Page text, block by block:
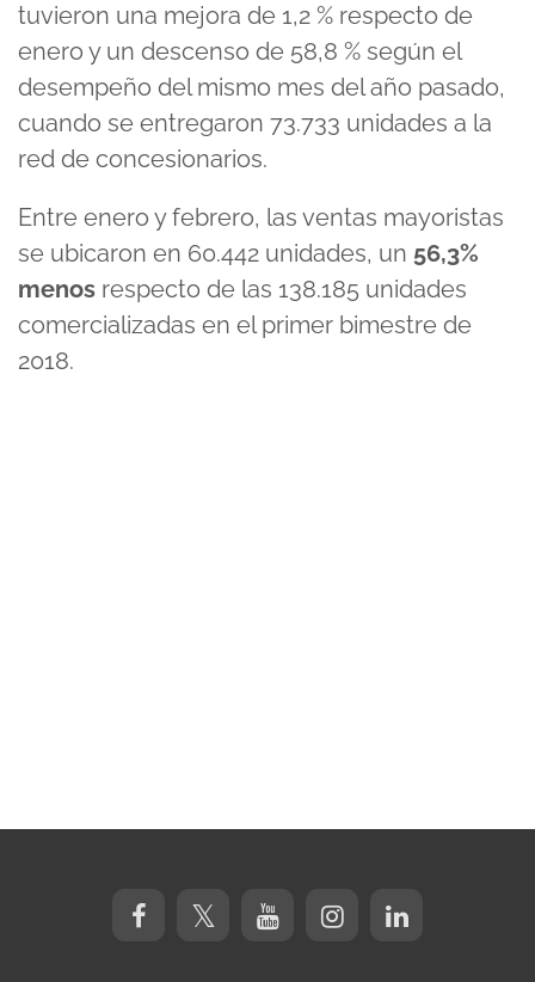
tuvieron una mejora de 1,2 % respecto de
enero y un descenso de 58,8 % según el
desempeño del mismo mes del año pasado,
cuando se entregaron 73.733 unidades a la
red de concesionarios.
Entre enero y febrero, las ventas mayoristas
se ubicaron en 60.442 unidades, un 56,3%
menos respecto de las 138.185 unidades
comercializadas en el primer bimestre de
2018.